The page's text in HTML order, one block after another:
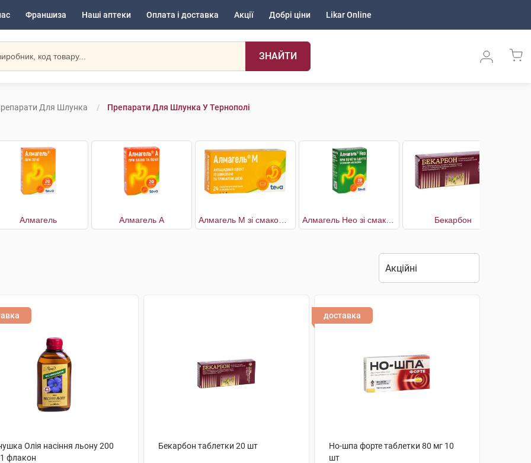
Франшиза Наші аптеки Оплата і доставка Акції Добрі ціни Likar Online
ЗНАЙТИ
Для Шлунка Препарати Для Шлунка У Тернополі
Алмагель Алмагель А Бекарбон
Олія насіння льону 200
флакон
Бекарбон таблетки 20 шт
доставка
Но-шпа форте таблетки 80 мг 10
шт